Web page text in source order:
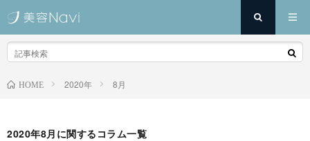
HOME 2020年 8月
2020年8月に関するコラム一覧